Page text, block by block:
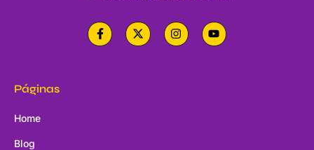
Páginas
Home
Blog